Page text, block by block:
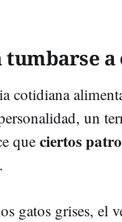
cotidiana
un
que ciertos
gatos grises, el